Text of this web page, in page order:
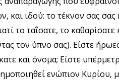
και ιδού: το τέκνον σας σας
το ταΐσατε, το
τον ύπνο σας). Είστε
και όνομα; Είστε
ενώπιον Κυρίου,